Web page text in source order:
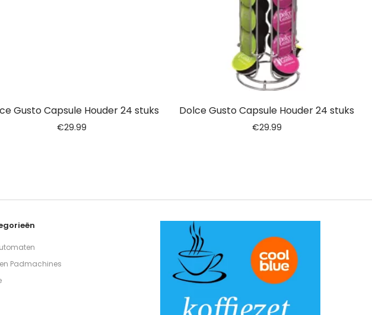
Gusto Capsule Houder 24 stuks
€29.99
Dolce Gusto Capsule Houder 24 stuks
€29.99
Padmachines